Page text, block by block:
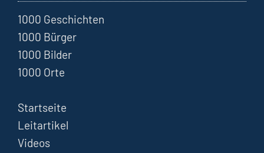
1000 Geschichten
1000 Bürger
1000 Bilder
1000 Orte
Startseite
Leitartikel
Videos